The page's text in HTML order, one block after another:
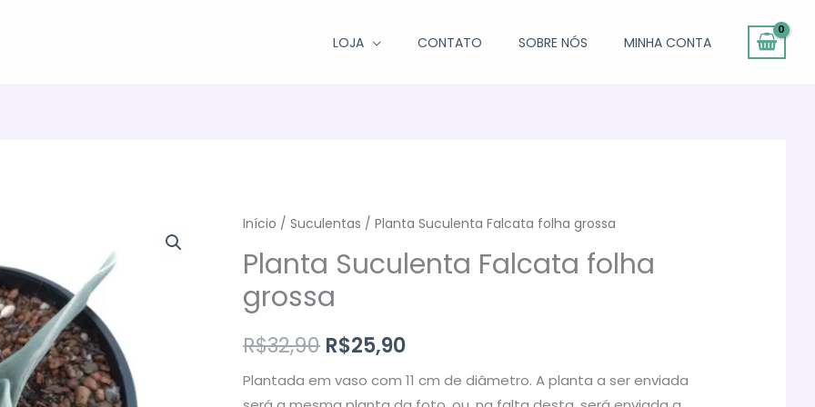
LOJA CONTATO SOBRE NÓS MINHA CONTA
Início /Suculentas / Planta Suculenta Falcata folha grossa
Planta Suculenta Falcata folha
grossa
R$32,90 O
preço
R$25,90O
preço
Plantada em vaso com 11 cm de diâmetro. A planta a ser enviada